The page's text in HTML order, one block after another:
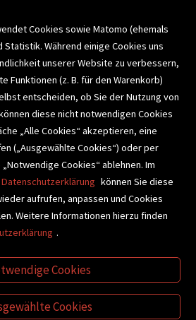
Cookies sowie Matomo (ehemals
Statistik. Während einige Cookies uns
unserer Website zu verbessern,
Funktionen (z. B. für den Warenkorb)
entscheiden, ob Sie der Nutzung von
diese nicht notwendigen Cookies
„Alle Cookies“ akzeptieren, eine
(„Ausgewählte Cookies“) oder per
Cookies“ ablehnen. Im
können Sie diese
aufrufen, anpassen und Cookies
Weitere Informationen hierzu finden
.
Cookies
Cookies